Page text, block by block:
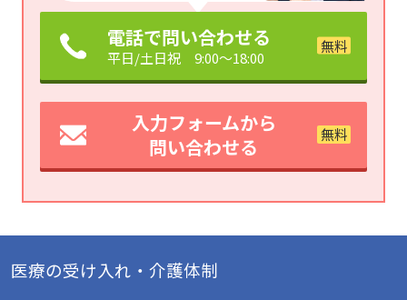
電話で問い合わせる
平日/土日祝 9:00～18:00
入力フォームから
問い合わせる
医療の受け入れ・介護体制